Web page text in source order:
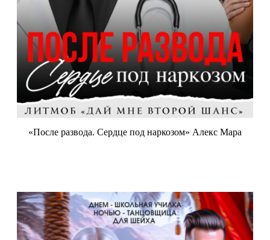
«После развода. Сердце под наркозом» Алекс Мара